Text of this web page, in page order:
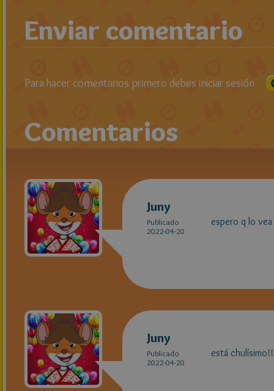
Enviar comentario
Para hacer comentarios primero debes iniciar sesión
Comentarios
Juny
Publicado
2022-04-20
espero q lo vea
Juny
Publicado
2022-04-20
está chulísimo!!